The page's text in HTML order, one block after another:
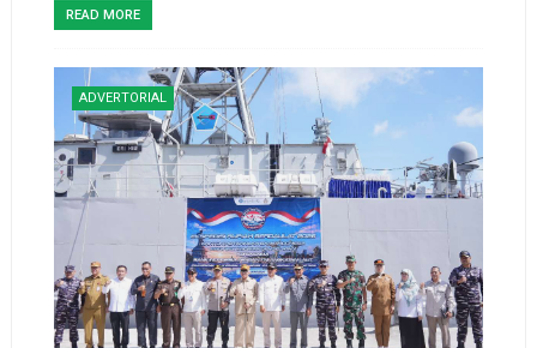
READ MORE
ADVERTORIAL